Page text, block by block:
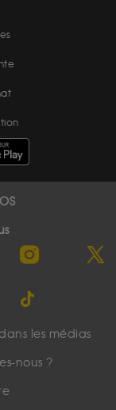
les médias
nous ?